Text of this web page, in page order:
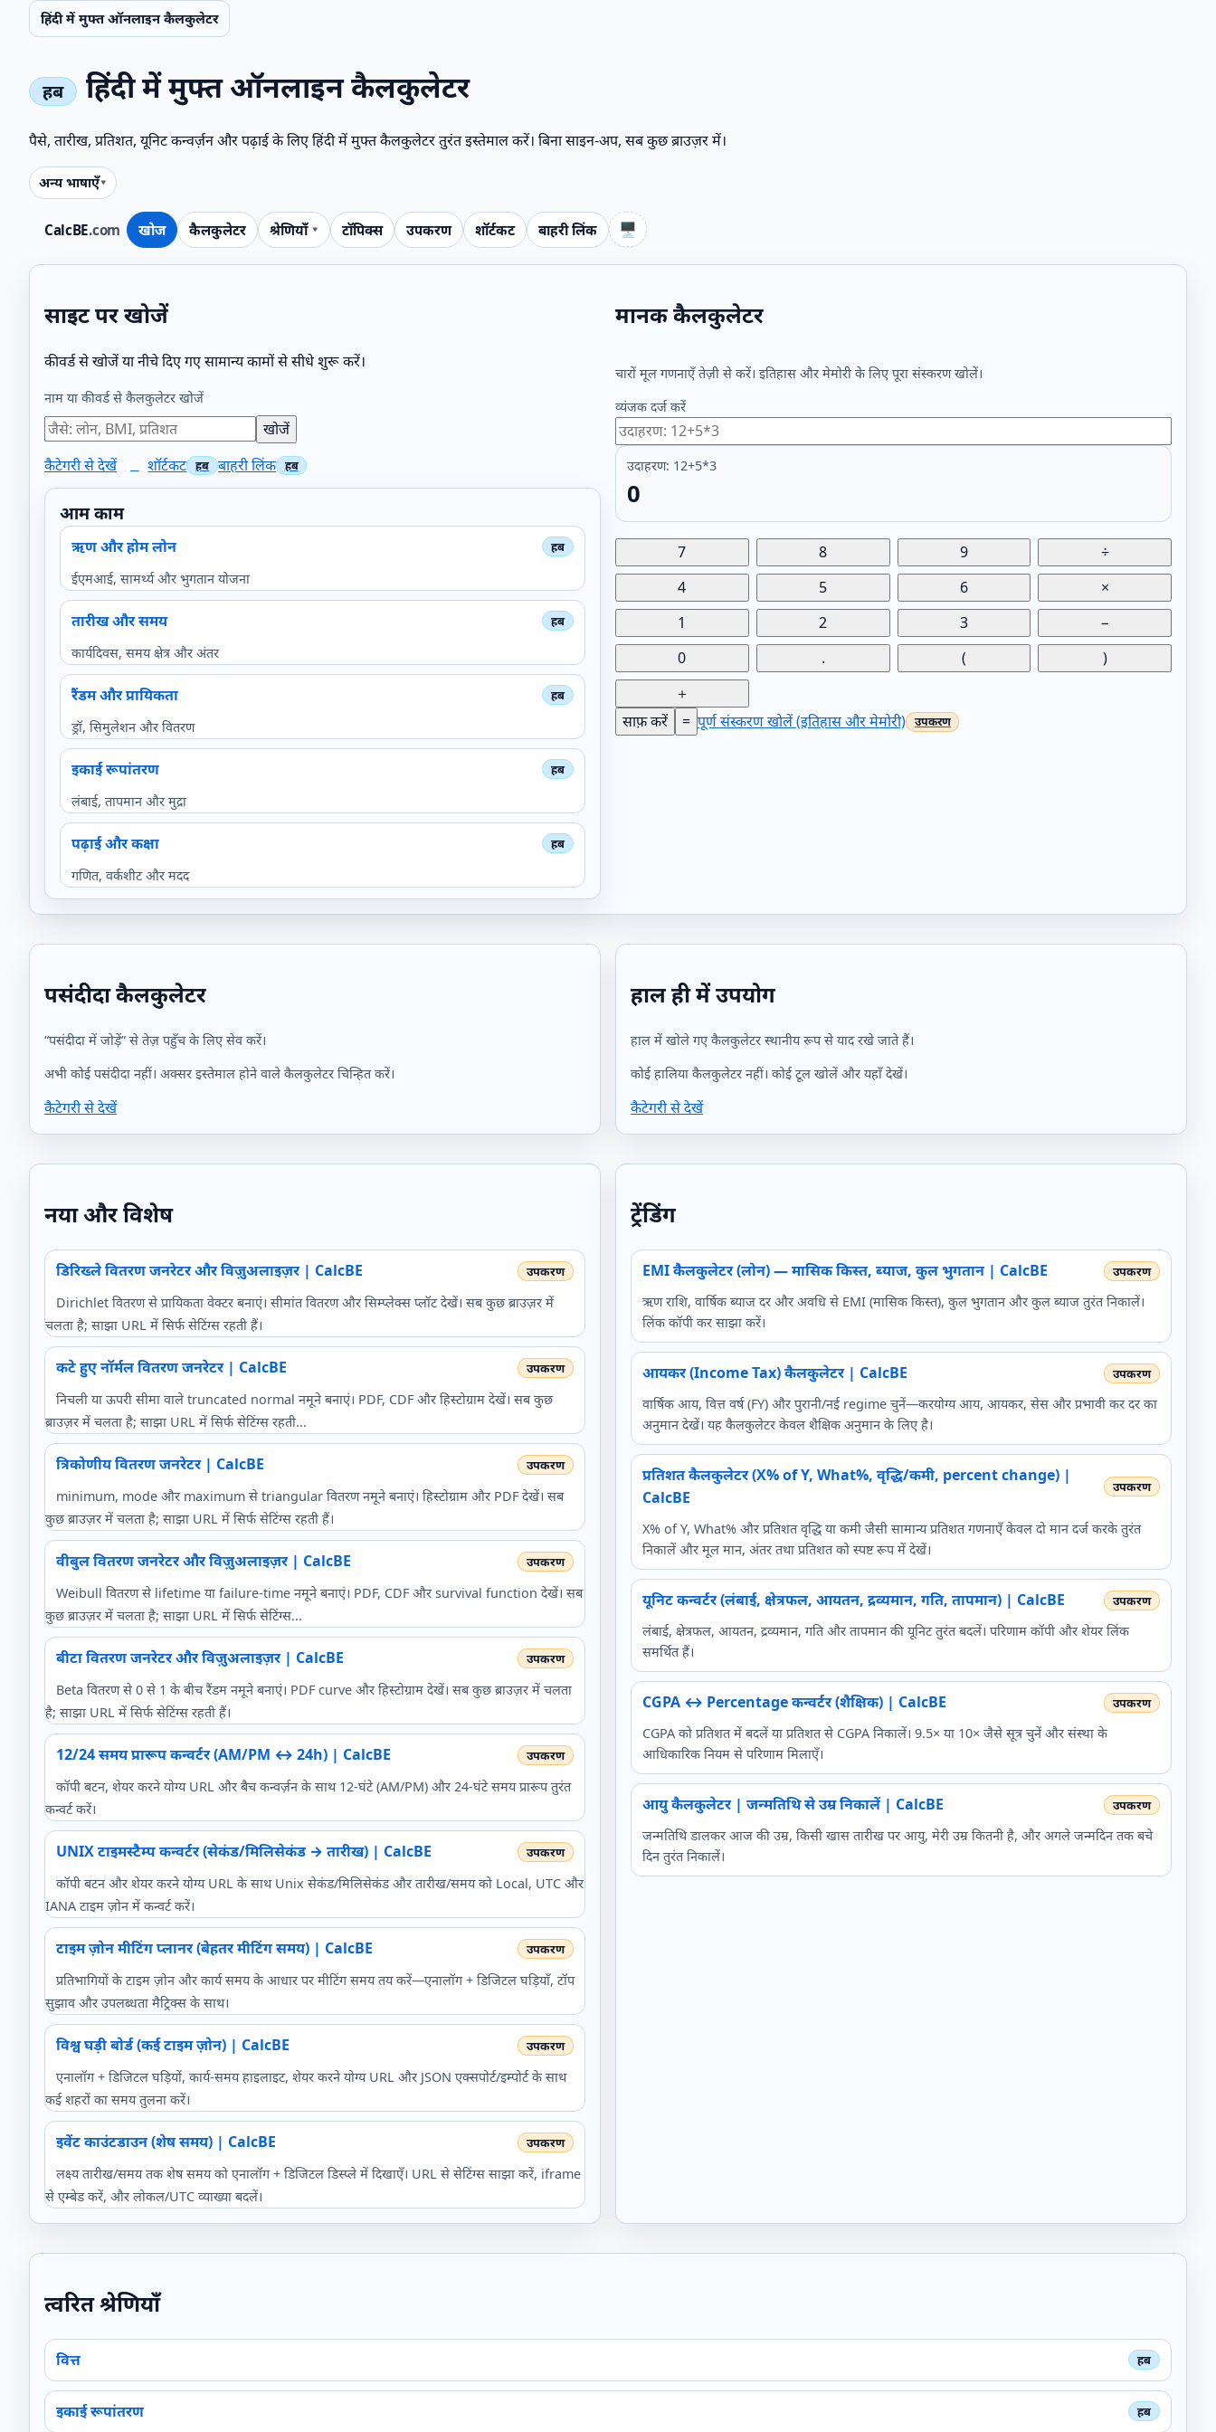
हिंदी में मुफ्त ऑनलाइन कैलकुलेटर
CalcBE.com खोज कैलकुलेटर श्रेणियाँ टॉपिक्स उपकरण शॉर्टकट बाहरी लिंक 🖥️
हिंदी में मुफ्त ऑनलाइन कैलकुलेटर
पैसे, तारीख, प्रतिशत, यूनिट कन्वर्ज़न और पढ़ाई के लिए हिंदी में मुफ्त कैलकुलेटर तुरंत इस्तेमाल करें। बिना साइन-अप, सब कुछ ब्राउज़र में।
अन्य भाषाएँ
साइट पर खोजें
कीवर्ड से खोजें या नीचे दिए गए सामान्य कामों से सीधे शुरू करें।
नाम या कीवर्ड से कैलकुलेटर खोजें
खोजें
कैटेगरी से देखें
शॉर्टकट बाहरी लिंक
आम काम
ऋण और होम लोन
ईएमआई, सामर्थ्य और भुगतान योजना
तारीख और समय
कार्यदिवस, समय क्षेत्र और अंतर
रैंडम और प्रायिकता
ड्रॉ, सिमुलेशन और वितरण
इकाई रूपांतरण
लंबाई, तापमान और मुद्रा
पढ़ाई और कक्षा
गणित, वर्कशीट और मदद
मानक कैलकुलेटर
चारों मूल गणनाएँ तेज़ी से करें। इतिहास और मेमोरी के लिए पूरा संस्करण खोलें।
व्यंजक दर्ज करें
उदाहरण: 12+5*3
0
7 8 9
÷
4
5 6
×
1
2 3
−
0
. (
)
＋
साफ़ करें
= पूर्ण संस्करण खोलें (इतिहास और मेमोरी)
पसंदीदा कैलकुलेटर
“पसंदीदा में जोड़ें” से तेज़ पहुँच के लिए सेव करें।
अभी कोई पसंदीदा नहीं। अक्सर इस्तेमाल होने वाले कैलकुलेटर चिन्हित करें।
कैटेगरी से देखें
हाल ही में उपयोग
हाल में खोले गए कैलकुलेटर स्थानीय रूप से याद रखे जाते हैं।
कोई हालिया कैलकुलेटर नहीं। कोई टूल खोलें और यहाँ देखें।
कैटेगरी से देखें
नया और विशेष
डिरिख्ले वितरण जनरेटर और विज़ुअलाइज़र | CalcBE
Dirichlet वितरण से प्रायिकता वेक्टर बनाएं। सीमांत वितरण और सिम्प्लेक्स प्लॉट देखें। सब कुछ ब्राउज़र में
चलता है; साझा URL में सिर्फ सेटिंग्स रहती हैं।
कटे हुए नॉर्मल वितरण जनरेटर | CalcBE
निचली या ऊपरी सीमा वाले truncated normal नमूने बनाएं। PDF, CDF और हिस्टोग्राम देखें। सब कुछ
ब्राउज़र में चलता है; साझा URL में सिर्फ सेटिंग्स रहती...
त्रिकोणीय वितरण जनरेटर | CalcBE
minimum, mode और maximum से triangular वितरण नमूने बनाएं। हिस्टोग्राम और PDF देखें। सब
कुछ ब्राउज़र में चलता है; साझा URL में सिर्फ सेटिंग्स रहती हैं।
वीबुल वितरण जनरेटर और विज़ुअलाइज़र | CalcBE
Weibull वितरण से lifetime या failure-time नमूने बनाएं। PDF, CDF और survival function देखें। सब
कुछ ब्राउज़र में चलता है; साझा URL में सिर्फ सेटिंग्स...
बीटा वितरण जनरेटर और विज़ुअलाइज़र | CalcBE
Beta वितरण से 0 से 1 के बीच रैंडम नमूने बनाएं। PDF curve और हिस्टोग्राम देखें। सब कुछ ब्राउज़र में चलता
है; साझा URL में सिर्फ सेटिंग्स रहती हैं।
12/24 समय प्रारूप कन्वर्टर (AM/PM ↔ 24h) | CalcBE
कॉपी बटन, शेयर करने योग्य URL और बैच कन्वर्ज़न के साथ 12-घंटे (AM/PM) और 24-घंटे समय प्रारूप तुरंत
कन्वर्ट करें।
UNIX टाइमस्टैम्प कन्वर्टर (सेकंड/मिलिसेकंड → तारीख) | CalcBE
कॉपी बटन और शेयर करने योग्य URL के साथ Unix सेकंड/मिलिसेकंड और तारीख/समय को Local, UTC और
IANA टाइम ज़ोन में कन्वर्ट करें।
टाइम ज़ोन मीटिंग प्लानर (बेहतर मीटिंग समय) | CalcBE
प्रतिभागियों के टाइम ज़ोन और कार्य समय के आधार पर मीटिंग समय तय करें—एनालॉग + डिजिटल घड़ियाँ, टॉप
सुझाव और उपलब्धता मैट्रिक्स के साथ।
विश्व घड़ी बोर्ड (कई टाइम ज़ोन) | CalcBE
एनालॉग + डिजिटल घड़ियों, कार्य-समय हाइलाइट, शेयर करने योग्य URL और JSON एक्सपोर्ट/इम्पोर्ट के साथ
कई शहरों का समय तुलना करें।
इवेंट काउंटडाउन (शेष समय) | CalcBE
लक्ष्य तारीख/समय तक शेष समय को एनालॉग + डिजिटल डिस्प्ले में दिखाएँ। URL से सेटिंग्स साझा करें, iframe
से एम्बेड करें, और लोकल/UTC व्याख्या बदलें।
ट्रेंडिंग
EMI कैलकुलेटर (लोन) — मासिक किस्त, ब्याज, कुल भुगतान | CalcBE
ऋण राशि, वार्षिक ब्याज दर और अवधि से EMI (मासिक किस्त), कुल भुगतान और कुल ब्याज तुरंत निकालें।
लिंक कॉपी कर साझा करें।
आयकर (Income Tax) कैलकुलेटर | CalcBE
वार्षिक आय, वित्त वर्ष (FY) और पुरानी/नई regime चुनें—करयोग्य आय, आयकर, सेस और प्रभावी कर दर का
अनुमान देखें। यह कैलकुलेटर केवल शैक्षिक अनुमान के लिए है।
प्रतिशत कैलकुलेटर (X% of Y, What%, वृद्धि/कमी, percent change) |
CalcBE
X% of Y, What% और प्रतिशत वृद्धि या कमी जैसी सामान्य प्रतिशत गणनाएँ केवल दो मान दर्ज करके तुरंत
निकालें और मूल मान, अंतर तथा प्रतिशत को स्पष्ट रूप में देखें।
यूनिट कन्वर्टर (लंबाई, क्षेत्रफल, आयतन, द्रव्यमान, गति, तापमान) | CalcBE
लंबाई, क्षेत्रफल, आयतन, द्रव्यमान, गति और तापमान की यूनिट तुरंत बदलें। परिणाम कॉपी और शेयर लिंक
समर्थित हैं।
CGPA ↔ Percentage कन्वर्टर (शैक्षिक) | CalcBE
CGPA को प्रतिशत में बदलें या प्रतिशत से CGPA निकालें। 9.5× या 10× जैसे सूत्र चुनें और संस्था के
आधिकारिक नियम से परिणाम मिलाएँ।
आयु कैलकुलेटर | जन्मतिथि से उम्र निकालें | CalcBE
जन्मतिथि डालकर आज की उम्र, किसी खास तारीख पर आयु, मेरी उम्र कितनी है, और अगले जन्मदिन तक बचे
दिन तुरंत निकालें।
त्वरित श्रेणियाँ
वित्त
इकाई रूपांतरण